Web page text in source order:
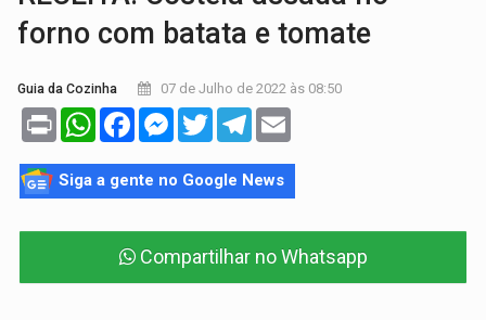
forno com batata e tomate
Guia da Cozinha 07 de Julho de 2022 às 08:50
Print WhatsAppFacebookMessenger
TwitterTelegram
Siga a gente no Google News
Compartilhar no Whatsapp